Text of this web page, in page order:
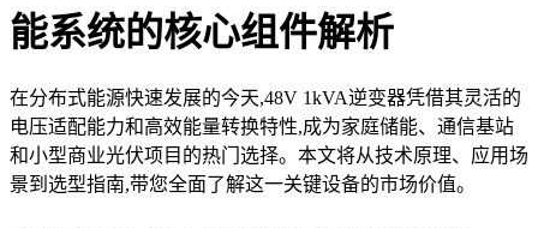
能系统的核心组件解析
在分布式能源快速发展的今天,48V 1kVA逆变器凭借其灵活的
电压适配能力和高效能量转换特性,成为家庭储能、通信基站
和小型商业光伏项目的热门选择。本文将从技术原理、应用场
景到选型指南,带您全面了解这一关键设备的市场价值。